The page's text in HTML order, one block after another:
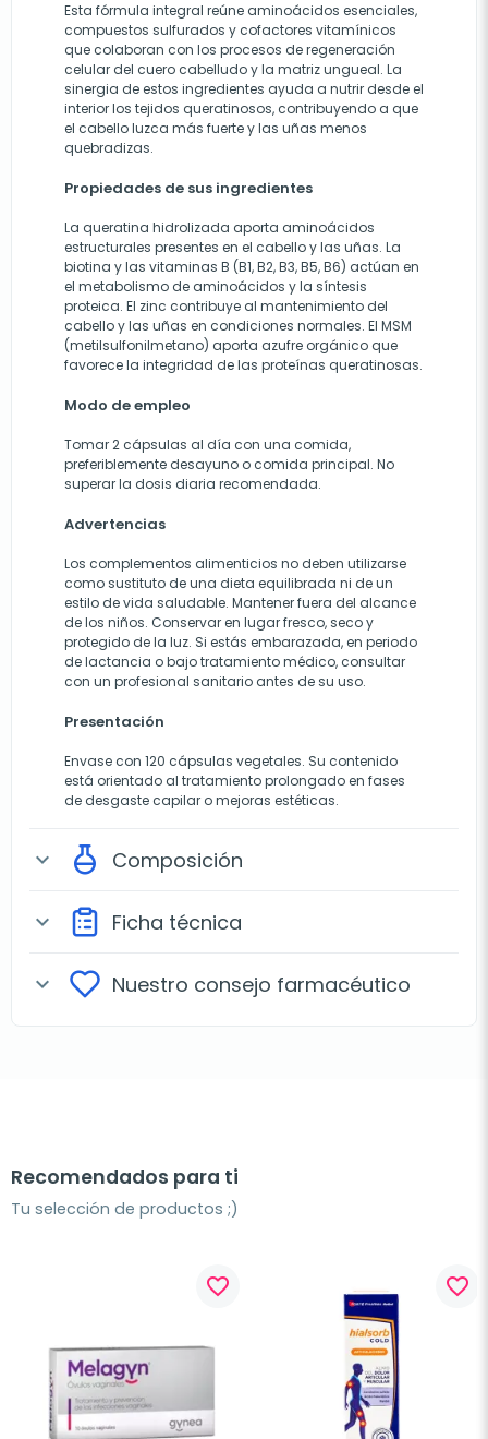
Esta fórmula integral reúne aminoácidos esenciales,
compuestos sulfurados y cofactores vitamínicos
que colaboran con los procesos de regeneración
celular del cuero cabelludo y la matriz ungueal. La
sinergia de estos ingredientes ayuda a nutrir desde el
interior los tejidos queratinosos, contribuyendo a que
el cabello luzca más fuerte y las uñas menos
quebradizas.
Propiedades de sus ingredientes
La queratina hidrolizada aporta aminoácidos
estructurales presentes en el cabello y las uñas. La
biotina y las vitaminas B (B1, B2, B3, B5, B6) actúan en
el metabolismo de aminoácidos y la síntesis
proteica. El zinc contribuye al mantenimiento del
cabello y las uñas en condiciones normales. El MSM
(metilsulfonilmetano) aporta azufre orgánico que
favorece la integridad de las proteínas queratinosas.
Modo de empleo
Tomar 2 cápsulas al día con una comida,
preferiblemente desayuno o comida principal. No
superar la dosis diaria recomendada.
Advertencias
Los complementos alimenticios no deben utilizarse
como sustituto de una dieta equilibrada ni de un
estilo de vida saludable. Mantener fuera del alcance
de los niños. Conservar en lugar fresco, seco y
protegido de la luz. Si estás embarazada, en periodo
de lactancia o bajo tratamiento médico, consultar
con un profesional sanitario antes de su uso.
Presentación
Envase con 120 cápsulas vegetales. Su contenido
está orientado al tratamiento prolongado en fases
de desgaste capilar o mejoras estéticas.
expand_more Composición
expand_more Ficha técnica
expand_more Nuestro consejo farmacéutico
Recomendados para ti
Tu selección de productos ;)
favorite_border favorite_border